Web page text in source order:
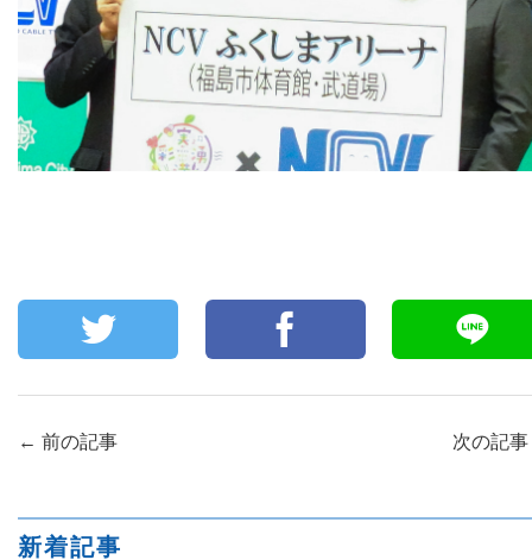
← 前の記事 次の記事
新着記事